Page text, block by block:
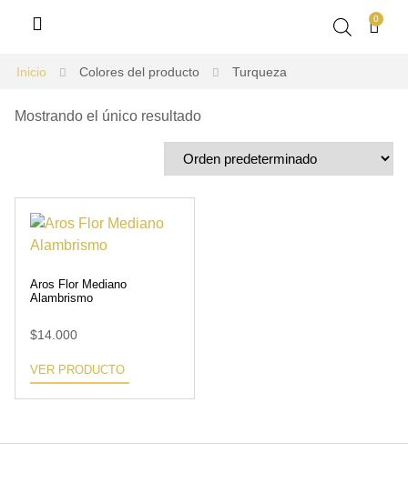
0
Inicio Colores del producto Turqueza
Mostrando el único resultado
Aros Flor Mediano
Alambrismo
$14.000
VER PRODUCTO